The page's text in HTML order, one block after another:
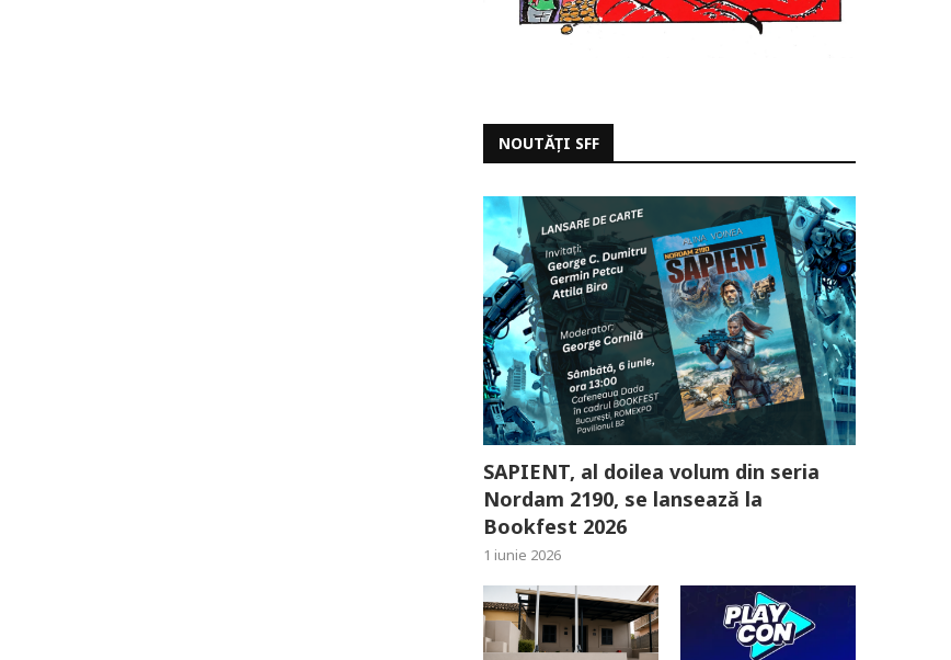
NOUTĂȚI SFF
SAPIENT, al doilea volum din seria
Nordam 2190, se lansează la
Bookfest 2026
1 iunie 2026